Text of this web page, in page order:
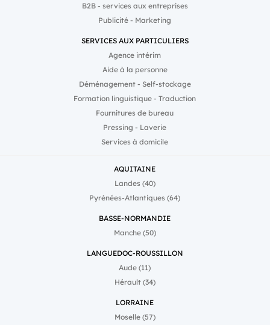
B2B - services aux entreprises
Publicité - Marketing
SERVICES AUX PARTICULIERS
Agence intérim
Aide à la personne
Déménagement - Self-stockage
Formation linguistique - Traduction
Fournitures de bureau
Pressing - Laverie
Services à domicile
AQUITAINE
Landes (40)
Pyrénées-Atlantiques (64)
BASSE-NORMANDIE
Manche (50)
LANGUEDOC-ROUSSILLON
Aude (11)
Hérault (34)
LORRAINE
Moselle (57)